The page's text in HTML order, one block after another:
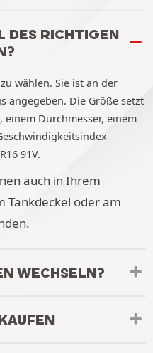
DES RICHTIGEN
wählen. Sie ist an der
angegeben. Die Größe setzt
Durchmesser, einem
91V.
auch in Ihrem
Tankdeckel oder am
WECHSELN?